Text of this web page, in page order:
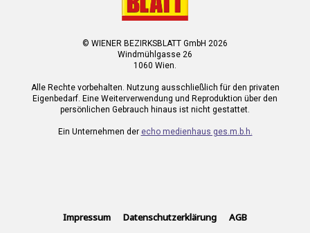
© WIENER BEZIRKSBLATT GmbH 2026
Windmühlgasse 26
1060 Wien.
Alle Rechte vorbehalten. Nutzung ausschließlich für den privaten
Eigenbedarf. Eine Weiterverwendung und Reproduktion über den
persönlichen Gebrauch hinaus ist nicht gestattet.
Ein Unternehmen der echo medienhaus ges.m.b.h.
Impressum Datenschutzerklärung AGB